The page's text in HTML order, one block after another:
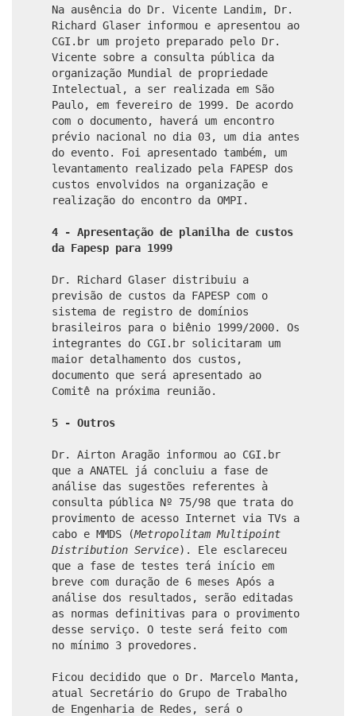
Na ausência do Dr. Vicente Landim, Dr.
Richard Glaser informou e apresentou ao
CGI.br um projeto preparado pelo Dr.
Vicente sobre a consulta pública da
organização Mundial de propriedade
Intelectual, a ser realizada em São
Paulo, em fevereiro de 1999. De acordo
com o documento, haverá um encontro
prévio nacional no dia 03, um dia antes
do evento. Foi apresentado também, um
levantamento realizado pela FAPESP dos
custos envolvidos na organização e
realização do encontro da OMPI.
4 - Apresentação de planilha de custos
da Fapesp para 1999
Dr. Richard Glaser distribuiu a
previsão de custos da FAPESP com o
sistema de registro de domínios
brasileiros para o biênio 1999/2000. Os
integrantes do CGI.br solicitaram um
maior detalhamento dos custos,
documento que será apresentado ao
Comitê na próxima reunião.
5 - Outros
Dr. Airton Aragão informou ao CGI.br
que a ANATEL já concluiu a fase de
análise das sugestões referentes à
consulta pública Nº 75/98 que trata do
provimento de acesso Internet via TVs a
cabo e MMDS (Metropolitam Multipoint
Distribution Service). Ele esclareceu
que a fase de testes terá início em
breve com duração de 6 meses Após a
análise dos resultados, serão editadas
as normas definitivas para o provimento
desse serviço. O teste será feito com
no mínimo 3 provedores.
Ficou decidido que o Dr. Marcelo Manta,
atual Secretário do Grupo de Trabalho
de Engenharia de Redes, será o